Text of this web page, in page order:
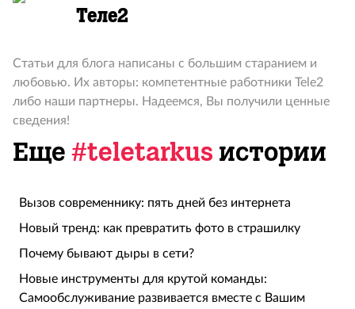
Теле2
Статьи для блога написаны с большим старанием и
любовью. Их авторы: компетентные работники Tele2
либо наши партнеры. Надеемся, Вы получили ценные
сведения!
Еще #teletarkus истории
Вызов современнику: пять дней без интернета
Новый тренд: как превратить фото в страшилку
Почему бывают дыры в сети?
Новые инструменты для крутой команды:
Самообслуживание развивается вместе с Вашим